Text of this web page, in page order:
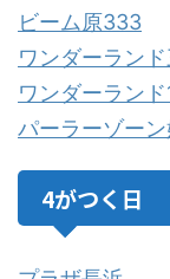
ビーム原333
ワンダーラン
ワンダーラン
パーラーゾー
4がつく日